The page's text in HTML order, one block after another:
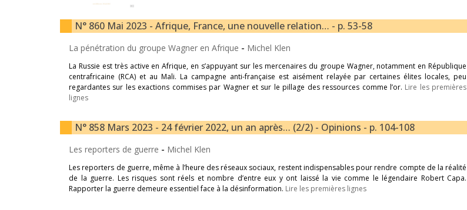
N° 860 Mai 2023 - Afrique, France, une nouvelle relation… - p. 53-58
La pénétration du groupe Wagner en Afrique - Michel Klen
La Russie est très active en Afrique, en s’appuyant sur les mercenaires du groupe Wagner, notamment en République
centrafricaine (RCA) et au Mali. La campagne anti-française est aisément relayée par certaines élites locales, peu
regardantes sur les exactions commises par Wagner et sur le pillage des ressources comme l’or. Lire les premières
lignes
N° 858 Mars 2023 - 24 février 2022, un an après… (2/2) - Opinions - p. 104-108
Les reporters de guerre - Michel Klen
Les reporters de guerre, même à l’heure des réseaux sociaux, restent indispensables pour rendre compte de la réalité
de la guerre. Les risques sont réels et nombre d’entre eux y ont laissé la vie comme le légendaire Robert Capa.
Rapporter la guerre demeure essentiel face à la désinformation. Lire les premières lignes